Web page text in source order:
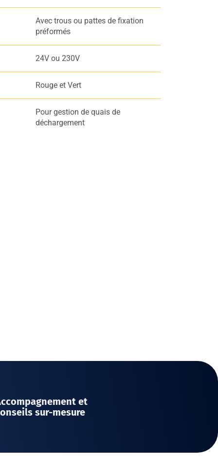
Avec trous ou pattes de fixation
préformés
24V ou 230V
Rouge et Vert
Pour gestion de quais de
déchargement
et
sur-mesure